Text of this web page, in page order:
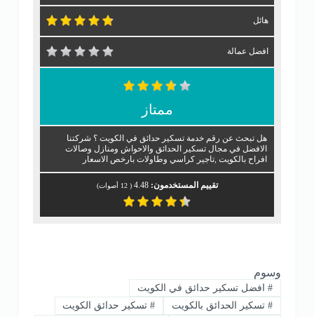
هائل
افضل عمالة
ممتاز
هل تبحث عن رقم خدمة تسكير حدائق في الكويت ؟ شركتنا
الافضل في مجال تسكير الحدائق والاحواش ومنازل وصالات
افراح بالكويت ,تاجير كراسي وطاولات بارخص الاسعار
تقييم المستخدمون:4.48
(
12 أصوات)
وسوم
#افضل تسكير حدائق في الكويت
#تسكير الحدائق بالكويت #تسكير حدائق الكويت